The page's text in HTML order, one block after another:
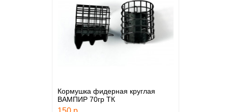
Кормушка фидерная круглая
ВАМПИР 70гр ТК